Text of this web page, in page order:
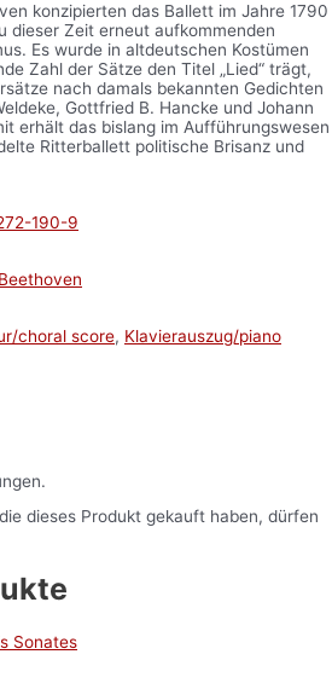
konzipierten das Ballett im Jahre 1790
dieser Zeit erneut aufkommenden
Es wurde in altdeutschen Kostümen
Zahl der Sätze den Titel „Lied“ trägt,
nach damals bekannten Gedichten
Gottfried B. Hancke und Johann
erhält das bislang im Aufführungswesen
Ritterballett politische Brisanz und
190-9
choral score, Klavierauszug/piano
dieses Produkt gekauft haben, dürfen